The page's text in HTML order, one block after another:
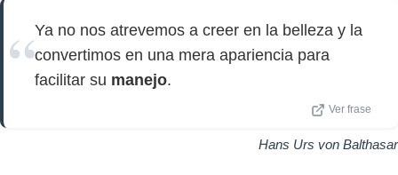
Ya no nos atrevemos a creer en la belleza y la
convertimos en una mera apariencia para
facilitar su manejo.
Ver frase
Hans Urs von Balthasar